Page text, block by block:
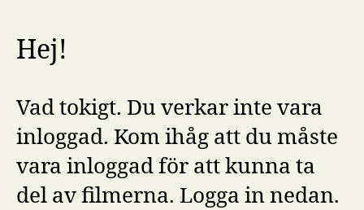
Hej!
Vad tokigt. Du verkar inte vara
inloggad. Kom ihåg att du måste
vara inloggad för att kunna ta
del av filmerna. Logga in nedan.